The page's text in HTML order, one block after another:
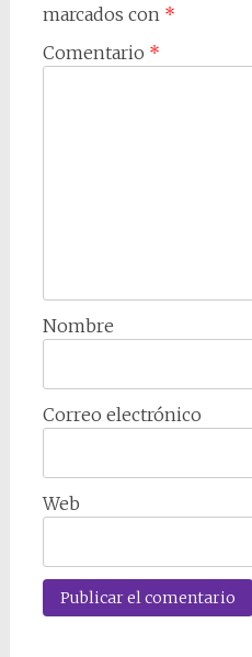
marcados con *
Comentario *
Nombre
Correo electrónico
Web